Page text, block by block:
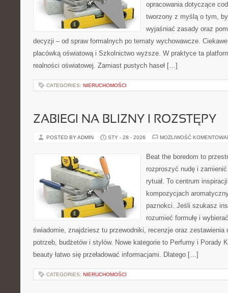
opracowania dotyczące
tworzony z myślą o tym,
wyjaśniać zasady oraz
decyzji – od spraw formalnych po tematy wychowawcze.
placówką oświatową i Szkolnictwo wyższe. W praktyce ta
realności oświatowej. Zamiast pustych haseł […]
CATEGORIES: NIERUCHOMOŚCI
ZABIEGI NA BLIZNY I ROZSTĘPY
POSTED BY ADMIN STY - 28 - 2026 MOŻLIWOŚĆ
Beat the boredom to
rozproszyć nudę i
rytuał. To centrum
kompozycjach
paznokci. Jeśli szukasz
rozumieć formułę i
świadomie, znajdziesz tu przewodniki, recenzje oraz zestawienia
potrzeb, budżetów i stylów. Nowe kategorie to Perfumy i Porady
beauty łatwo się przeładować informacjami. Dlatego […]
CATEGORIES: NIERUCHOMOŚCI